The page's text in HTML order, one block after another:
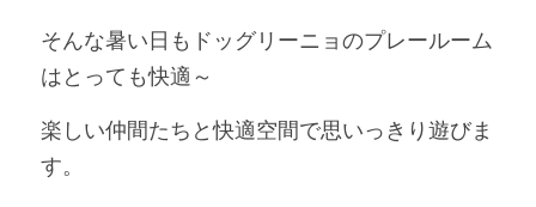
そんな暑い日もドッグリーニョのプレールーム
はとっても快適～
楽しい仲間たちと快適空間で思いっきり遊びま
す。